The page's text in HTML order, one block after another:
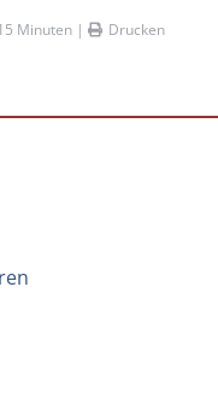
Minuten | Drucken